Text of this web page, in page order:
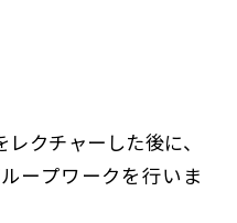
クチャーした後に、
ープワークを行いま